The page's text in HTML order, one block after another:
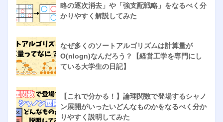
略の逐次消去」や「強支配戦略」をなるべく分
かりやすく解説してみた
なぜ多くのソートアルゴリズムは計算量が
O(nlogn)なんだろう？【経営工学を専門にし
ている大学生の日記】
【これで分かる！】論理関数で登場するシャノ
ン展開がいったいどんなものかをなるべく分か
りやすく説明してみた